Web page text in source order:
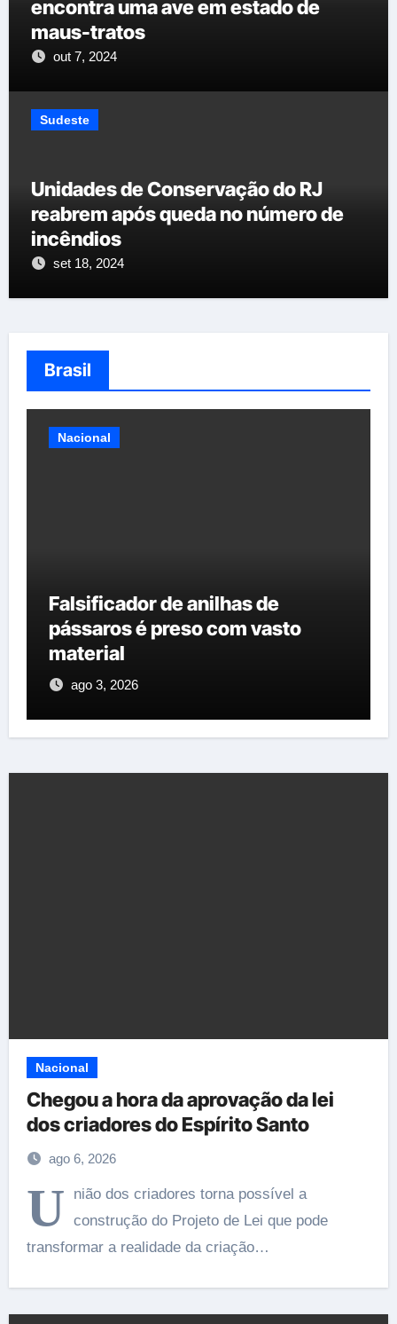
encontra uma ave em estado de
maus-tratos
out 7, 2024
Sudeste
Unidades de Conservação do RJ
reabrem após queda no número de
incêndios
set 18, 2024
Brasil
Campeonato estadual FIC
Nacional
Chegou a hora da aprovação da lei
dos criadores do Espírito Santo
ago 6, 2026
U
nião dos criadores torna possível a
construção do Projeto de Lei que pode
transformar a realidade da criação…